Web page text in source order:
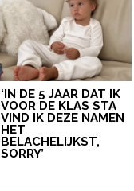
‘IN DE 5 JAAR DAT IK
VOOR DE KLAS STA
VIND IK DEZE NAMEN
HET
BELACHELIJKST,
SORRY’